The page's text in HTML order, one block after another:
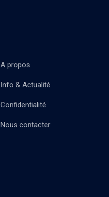
A propos
Info & Actualité
Confidentialité
Nous contacter